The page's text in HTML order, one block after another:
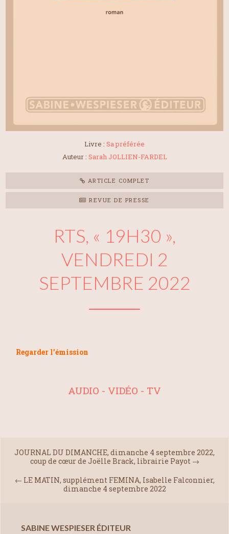
Livre : Sa préférée
Auteur : Sarah JOLLIEN-FARDEL
ARTICLE COMPLET
REVUE DE PRESSE
RTS, « 19H30 »,
VENDREDI 2
SEPTEMBRE 2022
Regarder l’émission
AUDIO - VIDÉO - TV
JOURNAL DU DIMANCHE, dimanche 4 septembre 2022,
coup de cœur de Joëlle Brack, librairie Payot →
← LE MATIN, supplément FEMINA, Isabelle Falconnier,
dimanche 4 septembre 2022
SABINE WESPIESER ÉDITEUR